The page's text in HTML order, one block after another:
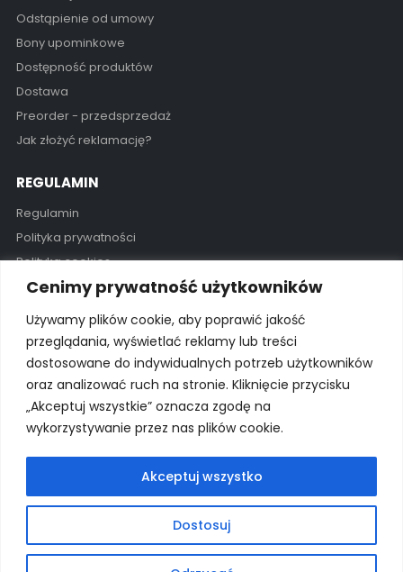
Cenimy prywatność użytkowników
Używamy plików cookie, aby poprawić jakość
przeglądania, wyświetlać reklamy lub treści
dostosowane do indywidualnych potrzeb użytkowników
oraz analizować ruch na stronie. Kliknięcie przycisku
„Akceptuj wszystkie” oznacza zgodę na
wykorzystywanie przez nas plików cookie.
Dostosuj
Akceptuj wszystko
Odstąpienie od umowy
Bony upominkowe
Dostępność produktów
Dostawa
Preorder - przedsprzedaż
Jak złożyć reklamację?
REGULAMIN
Regulamin
Polityka prywatności
Polityka cookies
Pon - Pią / 11:00 - 19:00